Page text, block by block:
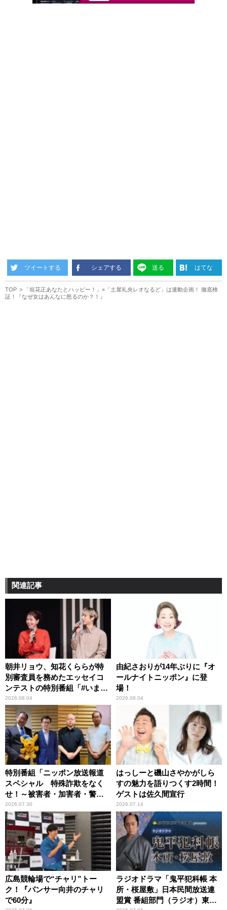
ツイートする シェアする 送る はてな
TOP
「垣花正あなたとハッピー！」×「土屋礼央レオなるど」は連動企画！ 徹底検
証！『なぜ女はあんなに怒るのか？！』
関連記事
朝井リョウ、知花くららが特
別審査員を務めたエッセイコ
ンテストの特別番組「#いまあ
なたに伝えたいこと」
2026.08.04
由紀さおりが14年ぶりに『オ
ールナイトニッポン』に登
場！
2026.08.04
特別番組「ニッポン放送報道
スペシャル 特殊詐欺をなく
せ！～被害者・加害者・警視
庁が語るトクリュウの実態
～」放送
2026.07.30
はっしーと磯山さやかがしら
すの魅力を語りつくす2時間！
ゲストは佐久間宣行
2026.07.14
広島競輪場で“チャリ”トー
ク！『パンサー向井のチャリ
で60分』
ラジオドラマ「鬼平犯科帳 本
所・桜屋敷」日本民間放送連
盟賞 番組部門（ラジオ）東京